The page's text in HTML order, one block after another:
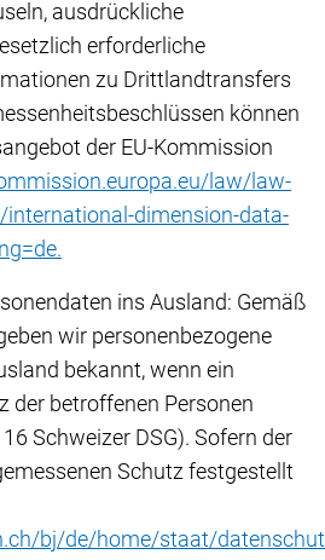
ausdrückliche
erforderliche
zu Drittlandtransfers
können
der EU-Kommission
law/law-
dimension-data-
ins Ausland: Gemäß
wir personenbezogene
bekannt, wenn ein
der betroffenen Personen
Schweizer DSG). Sofern der
Schutz festgestellt
bj/de/home/staat/